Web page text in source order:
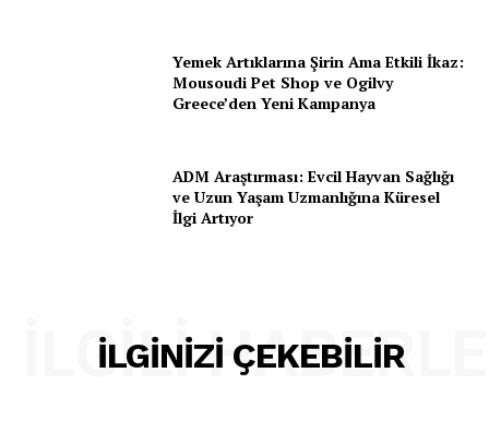
Pet Haber Gazetesi
Türkiye'nin Sektörel
Yemek Artıklarına Şirin Ama Etkili İkaz:
Mousoudi Pet Shop ve Ogilvy
Greece’den Yeni Kampanya
ADM Araştırması: Evcil Hayvan Sağlığı
ve Uzun Yaşam Uzmanlığına Küresel
İlgi Artıyor
İLGINIZI ÇEKEBILIR
İLGILI